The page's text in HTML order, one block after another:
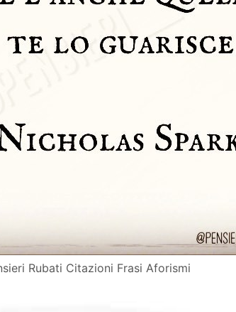
Rubati Citazioni Frasi Aforismi